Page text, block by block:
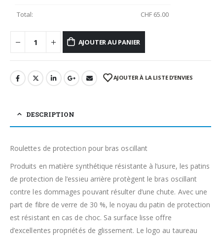
Total: CHF 65.00
AJOUTER AU PANIER
AJOUTER À LA LISTE D’ENVIES
DESCRIPTION
Roulettes de protection pour bras oscillant
Produits en matière synthétique résistante à l’usure, les patins
de protection de l’essieu arrière protègent le bras oscillant
contre les dommages pouvant résulter d’une chute. Avec une
part de fibre de verre de 30 %, le noyau du patin de protection
est résistant en cas de choc. Sa surface lisse offre
d’excellentes propriétés de glissement. Le logo au taureau